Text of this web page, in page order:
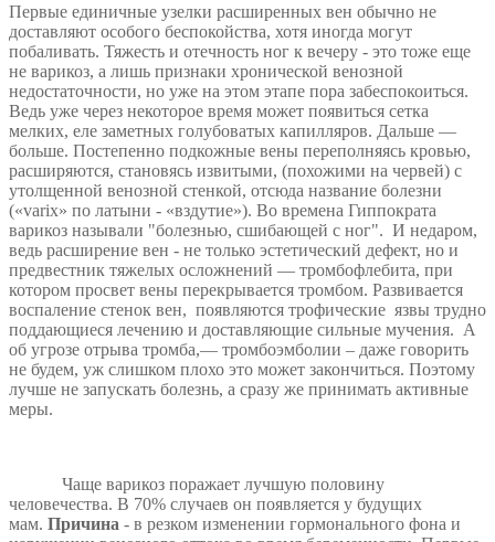
Первые единичные узелки расширенных вен обычно не
доставляют особого беспокойства, хотя иногда могут
побаливать. Тяжесть и отечность ног к вечеру - это тоже еще
не варикоз, а лишь признаки хронической венозной
недостаточности, но уже на этом этапе пора забеспокоиться.
Ведь уже через некоторое время может появиться сетка
мелких, еле заметных голубоватых капилляров. Дальше —
больше. Постепенно подкожные вены переполняясь кровью,
расширяются, становясь извитыми, (похожими на червей) с
утолщенной венозной стенкой, отсюда название болезни
(«varix» по латыни - «вздутие»). Во времена Гиппократа
варикоз называли "болезнью, сшибающей с ног". И недаром,
ведь расширение вен - не только эстетический дефект, но и
предвестник тяжелых осложнений — тромбофлебита, при
котором просвет вены перекрывается тромбом. Развивается
воспаление стенок вен, появляются трофические язвы трудно
поддающиеся лечению и доставляющие сильные мучения. А
об угрозе отрыва тромба,— тромбоэмболии – даже говорить
не будем, уж слишком плохо это может закончиться. Поэтому
лучше не запускать болезнь, а сразу же принимать активные
меры.
Чаще варикоз поражает лучшую половину
человечества. В 70% случаев он появляется у будущих
мам. Причина - в резком изменении гормонального фона и